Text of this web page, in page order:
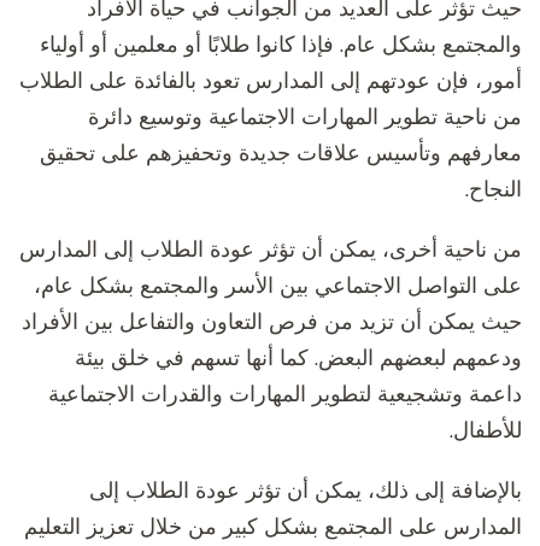
حيث تؤثر على العديد من الجوانب في حياة الأفراد
والمجتمع بشكل عام. فإذا كانوا طلابًا أو معلمين أو أولياء
أمور، فإن عودتهم إلى المدارس تعود بالفائدة على الطلاب
من ناحية تطوير المهارات الاجتماعية وتوسيع دائرة
معارفهم وتأسيس علاقات جديدة وتحفيزهم على تحقيق
النجاح.
من ناحية أخرى، يمكن أن تؤثر عودة الطلاب إلى المدارس
على التواصل الاجتماعي بين الأسر والمجتمع بشكل عام،
حيث يمكن أن تزيد من فرص التعاون والتفاعل بين الأفراد
ودعمهم لبعضهم البعض. كما أنها تسهم في خلق بيئة
داعمة وتشجيعية لتطوير المهارات والقدرات الاجتماعية
للأطفال.
بالإضافة إلى ذلك، يمكن أن تؤثر عودة الطلاب إلى
المدارس على المجتمع بشكل كبير من خلال تعزيز التعليم